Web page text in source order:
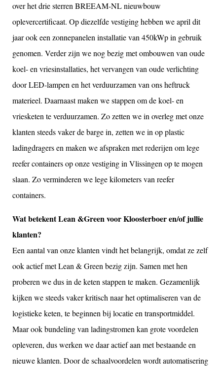
over het drie sterren BREEAM-NL nieuwbouw
oplevercertificaat. Op diezelfde vestiging hebben we april dit
jaar ook een zonnepanelen installatie van 450kWp in gebruik
genomen. Verder zijn we nog bezig met ombouwen van oude
koel- en vriesinstallaties, het vervangen van oude verlichting
door LED-lampen en het verduurzamen van ons heftruck
materieel. Daarnaast maken we stappen om de koel- en
vriesketen te verduurzamen. Zo zetten we in overleg met onze
klanten steeds vaker de barge in, zetten we in op plastic
ladingdragers en maken we afspraken met rederijen om lege
reefer containers op onze vestiging in Vlissingen op te mogen
slaan. Zo verminderen we lege kilometers van reefer
containers.
Wat betekent Lean &Green voor Kloosterboer en/of jullie
klanten?
Een aantal van onze klanten vindt het belangrijk, omdat ze zelf
ook actief met Lean & Green bezig zijn. Samen met hen
proberen we dus in de keten stappen te maken. Gezamenlijk
kijken we steeds vaker kritisch naar het optimaliseren van de
logistieke keten, te beginnen bij locatie en transportmiddel.
Maar ook bundeling van ladingstromen kan grote voordelen
opleveren, dus werken we daar actief aan met bestaande en
nieuwe klanten. Door de schaalvoordelen wordt automatisering